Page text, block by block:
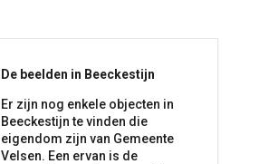
De beelden in Beeckestijn
Er zijn nog enkele objecten in
Beeckestijn te vinden die
eigendom zijn van Gemeente
Velsen. Een ervan is de